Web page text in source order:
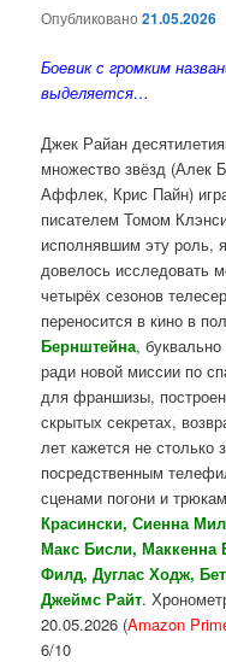
Опубликовано21.05.2026
Боевик с громким
выделяется…
Джек Райан
множество звёзд (Алек
Аффлек, Крис Пайн)
писателем Томом
исполнявшим эту роль,
довелось исследовать
четырёх сезонов
переносится в кино в
Бернштейна, буквально
ради новой миссии по
для франшизы,
скрытых секретах,
лет кажется не столько
посредственным
сценами погони и
Красински, Сиенна
Макс Бисли,
Филд, Дуглас Ходж,
Джеймс Райт.
20.05.2026 (Amazon
6/10